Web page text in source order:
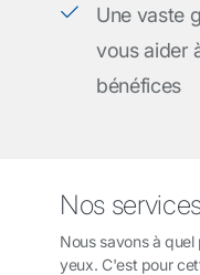
Une vaste
vous aider
bénéfices
Nos
Nous savons à
yeux. C'est pour